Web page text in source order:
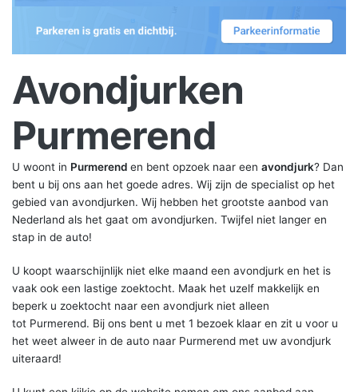
Avondjurken
Purmerend
U woont in Purmerend en bent opzoek naar een avondjurk? Dan
bent u bij ons aan het goede adres. Wij zijn de specialist op het
gebied van avondjurken. Wij hebben het grootste aanbod van
Nederland als het gaat om avondjurken. Twijfel niet langer en
stap in de auto!
U koopt waarschijnlijk niet elke maand een avondjurk en het is
vaak ook een lastige zoektocht. Maak het uzelf makkelijk en
beperk u zoektocht naar een avondjurk niet alleen
tot Purmerend. Bij ons bent u met 1 bezoek klaar en zit u voor u
het weet alweer in de auto naar Purmerend met uw avondjurk
uiteraard!